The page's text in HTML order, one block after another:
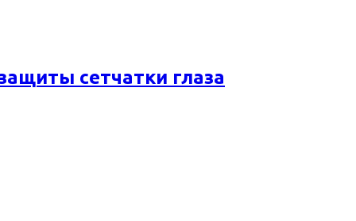
сетчатки глаза